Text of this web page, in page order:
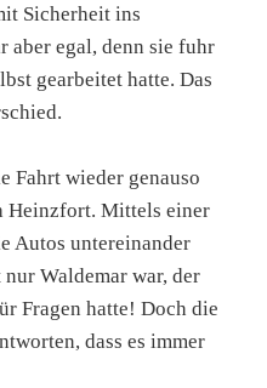
Sicherheit ins
aber egal, denn sie fuhr
gearbeitet hatte. Das
Fahrt wieder genauso
Heinzfort. Mittels einer
Autos untereinander
Waldemar war, der
Fragen hatte! Doch die
dass es immer